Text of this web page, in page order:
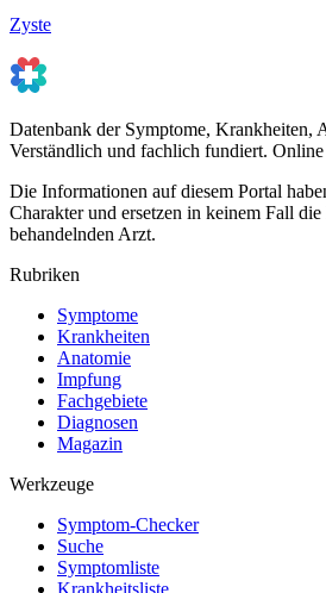
Zyste
Datenbank der Symptome, Krankheiten,
Verständlich und fachlich fundiert. Online
Die Informationen auf diesem Portal
Charakter und ersetzen in keinem Fall
behandelnden Arzt.
Rubriken
Symptome
Krankheiten
Anatomie
Impfung
Fachgebiete
Diagnosen
Magazin
Werkzeuge
Symptom-Checker
Suche
Symptomliste
Krankheitsliste